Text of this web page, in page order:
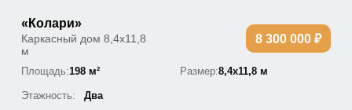
«Колари»
Каркасный дом 8,4х11,8
м
8 300 000 ₽
Площадь:198 м² Размер:8,4х11,8 м
Этажность: Два